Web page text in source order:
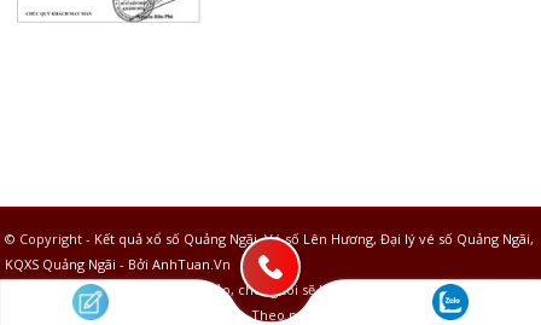
© Copyright - Kết quả xổ số Quảng Ngãi, Vé số Lên Hương, Đại lý vé số Quảng Ngãi,
KQXS Quảng Ngãi - Bởi AnhTuan.Vn
Thông tin chỉ mang tính tham khảo, chúng tôi sẽ không chịu bất kỳ trách nhiệm gì
về việc sử dụng thông tin của các bạn. Theo nguồn từ các công ty xổ số trên toàn